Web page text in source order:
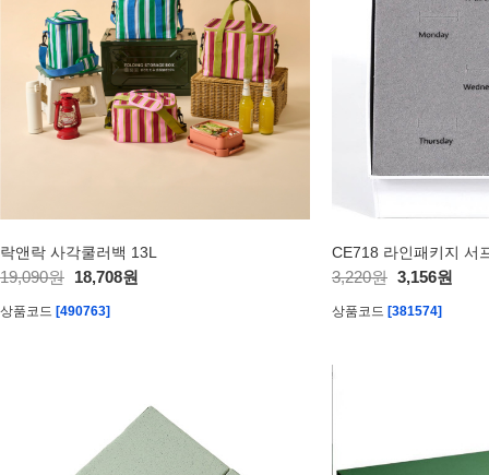
락앤락 사각쿨러백 13L
19,090원 18,708원
상품코드 [490763]
3,220원 3,156원
상품코드 [381574]